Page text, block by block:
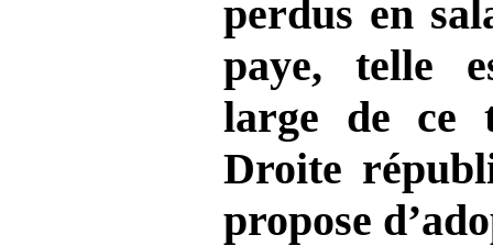
perdus en
paye, telle
large de ce
Droite
propose